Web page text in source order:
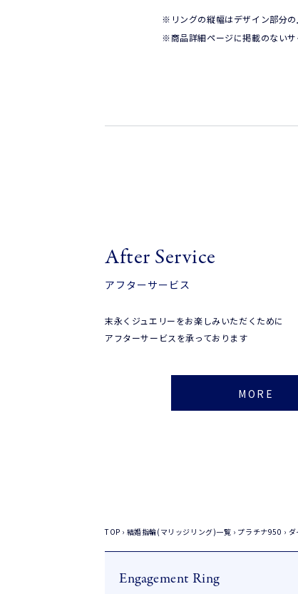
※リングの縦幅はデザイン部分の
※商品詳細ページに掲載のないサ
After Service
アフターサービス
末永くジュエリーをお楽しみいただくために
アフターサービスを承っております
MORE
TOP › 結婚指輪(マリッジリング)一覧 › プラチナ950 › ダ
Engagement Ring